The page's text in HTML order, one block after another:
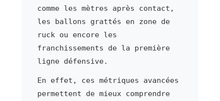
comme les mètres après contact,
les ballons grattés en zone de
ruck ou encore les
franchissements de la première
ligne défensive.
En effet, ces métriques avancées
permettent de mieux comprendre